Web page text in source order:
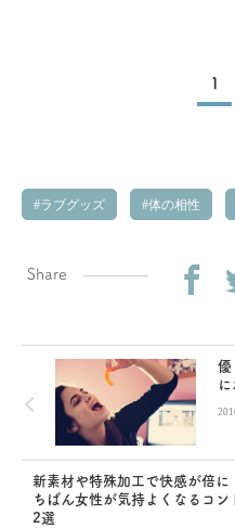
1
ラブグッズ 体の相性
Share
優
新素材や特殊加工で快感が倍に
ちばん女性が気持よくなるコン
2選